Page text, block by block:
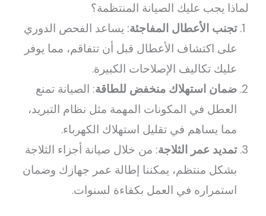
لماذا يجب عليك الصيانة المنتظمة؟
تجنب الأعطال المفاجئة: يساعد الفحص الدوري
على اكتشاف الأعطال قبل أن تتفاقم، مما يوفر
عليك تكاليف الإصلاحات الكبيرة.
ضمان استهلاك منخفض للطاقة: الصيانة تمنع
العطل في المكونات المهمة مثل نظام التبريد،
مما يساهم في تقليل استهلاك الكهرباء.
تمديد عمر الثلاجة: من خلال صيانة أجزاء الثلاجة
بشكل منتظم، يمكننا إطالة عمر جهازك وضمان
استمراره في العمل بكفاءة لسنوات.